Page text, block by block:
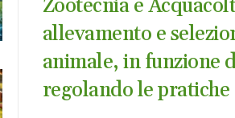
Zootecnia e
allevamento e
animale, in funzione
regolando le